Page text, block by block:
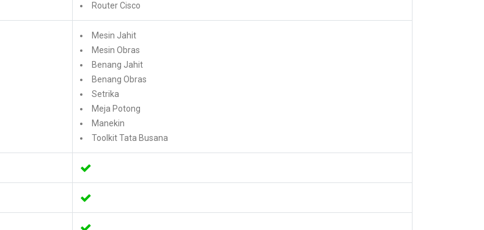
Router Cisco
Mesin Jahit
Mesin Obras
Benang Jahit
Benang Obras
Setrika
Meja Potong
Manekin
Toolkit Tata Busana